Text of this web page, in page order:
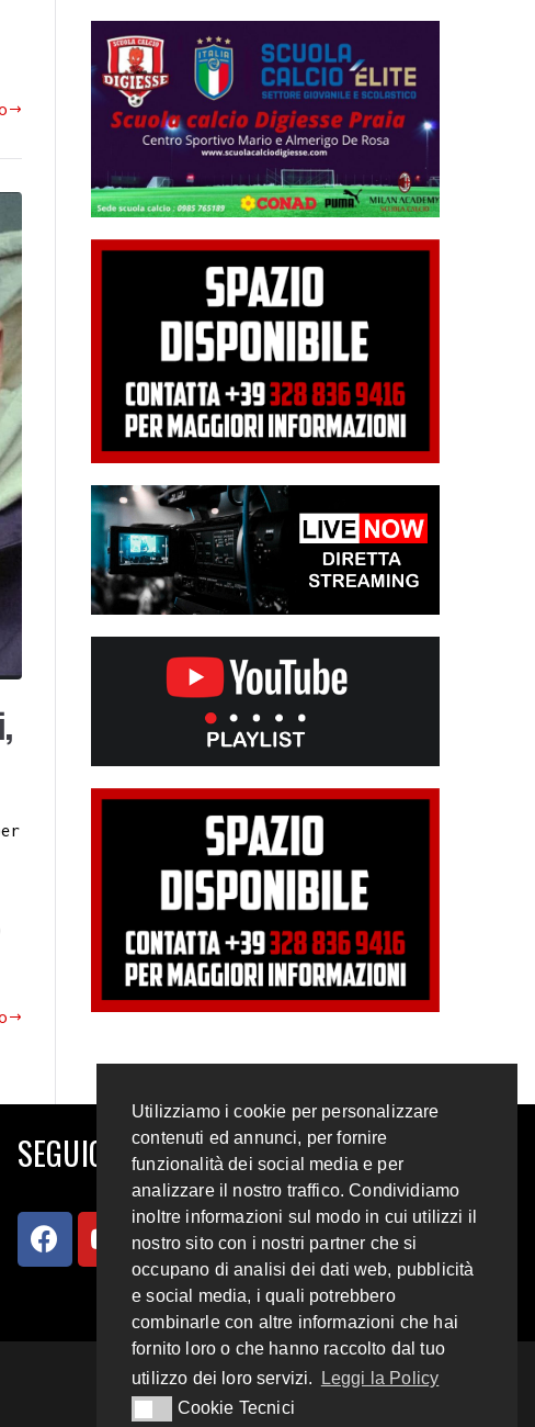
SEGUICI SUI SOCIAL
Utilizziamo i cookie per personalizzare
contenuti ed annunci, per fornire
funzionalità dei social media e per
analizzare il nostro traffico. Condividiamo
inoltre informazioni sul modo in cui utilizzi il
nostro sito con i nostri partner che si
occupano di analisi dei dati web, pubblicità
e social media, i quali potrebbero
combinarle con altre informazioni che hai
fornito loro o che hanno raccolto dal tuo
utilizzo dei loro servizi.
Leggi la Policy
Cookie Tecnici
Cookie Tecnici